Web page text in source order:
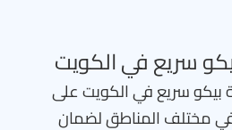
سريع في الكويت
بيكو سريع في الكويت على
مختلف المناطق لضمان